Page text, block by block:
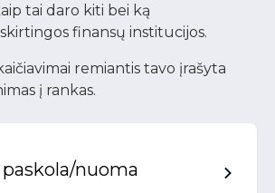
tai daro kiti bei ką
finansų institucijos.
remiantis tavo įrašyta
į rankas.
nuoma